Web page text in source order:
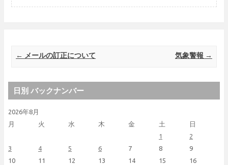
Post navigation
← メールの訂正について 気象警報 →
日別 バックナンバー
2026年8月
月
火 水 木 金 土 日
1
2
3
4 5 6 7 8
9
10
11 12 13 14 15
16